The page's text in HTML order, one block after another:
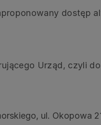
dostęp
Urząd, czyli
ul. Okopowa